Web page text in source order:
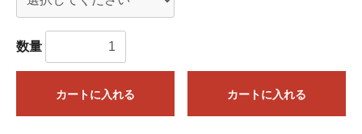
数量
カートに入れる カートに入れる